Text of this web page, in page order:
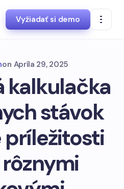
Vyžiadať si demo
on Apríla 29, 2025
kalkulačka
stávok
príležitosti